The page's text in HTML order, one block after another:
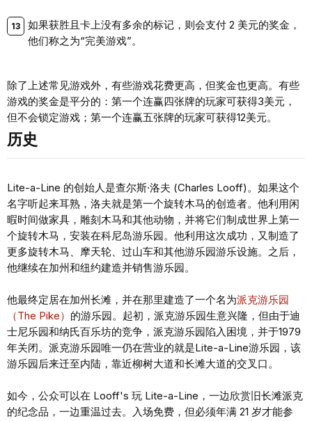
如果获胜且卡上没有多余的标记，则会支付 2 美元的奖金，
他们称之为“完美游戏”。
除了上述常见游戏外，有些游戏花费更高，但奖金也更高。有些
游戏的奖金是平分的：第一个连赢四张牌的玩家可获得3美元，
但不会锁定游戏；第一个连赢五张牌的玩家可获得12美元。
历史
Lite-a-Line 的创始人是查尔斯·洛夫 (Charles Looff)。如果这个
名字听起来耳熟，洛夫就是第一个旋转木马的创造者。他利用闲
暇时间做家具，雕刻木马和其他动物，并将它们制成世界上第一
个旋转木马，安装在科尼岛游乐园。他利用这次成功，又制造了
更多旋转木马、摩天轮、过山车和其他游乐园游乐设施。之后，
他继续在加州和纽约建造并销售游乐园。
他最终定居在加州长滩，并在那里建造了一个名为派克游乐园
（The Pike） 的游乐园。起初，派克游乐园生意兴隆，但由于迪
士尼乐园和纳氏百乐坊的竞争，派克游乐园陷入困境，并于1979
年关闭。派克游乐园唯一仍在营业的就是Lite-a-Line游乐园，该
游乐园后来迁至内陆，靠近柳树大道和长滩大道的交叉口。
如今，公众可以在 Looff's 玩 Lite-a-Line，一边欣赏旧长滩派克
的纪念品，一边重温过去。入场免费，但必须年满 21 岁才能参